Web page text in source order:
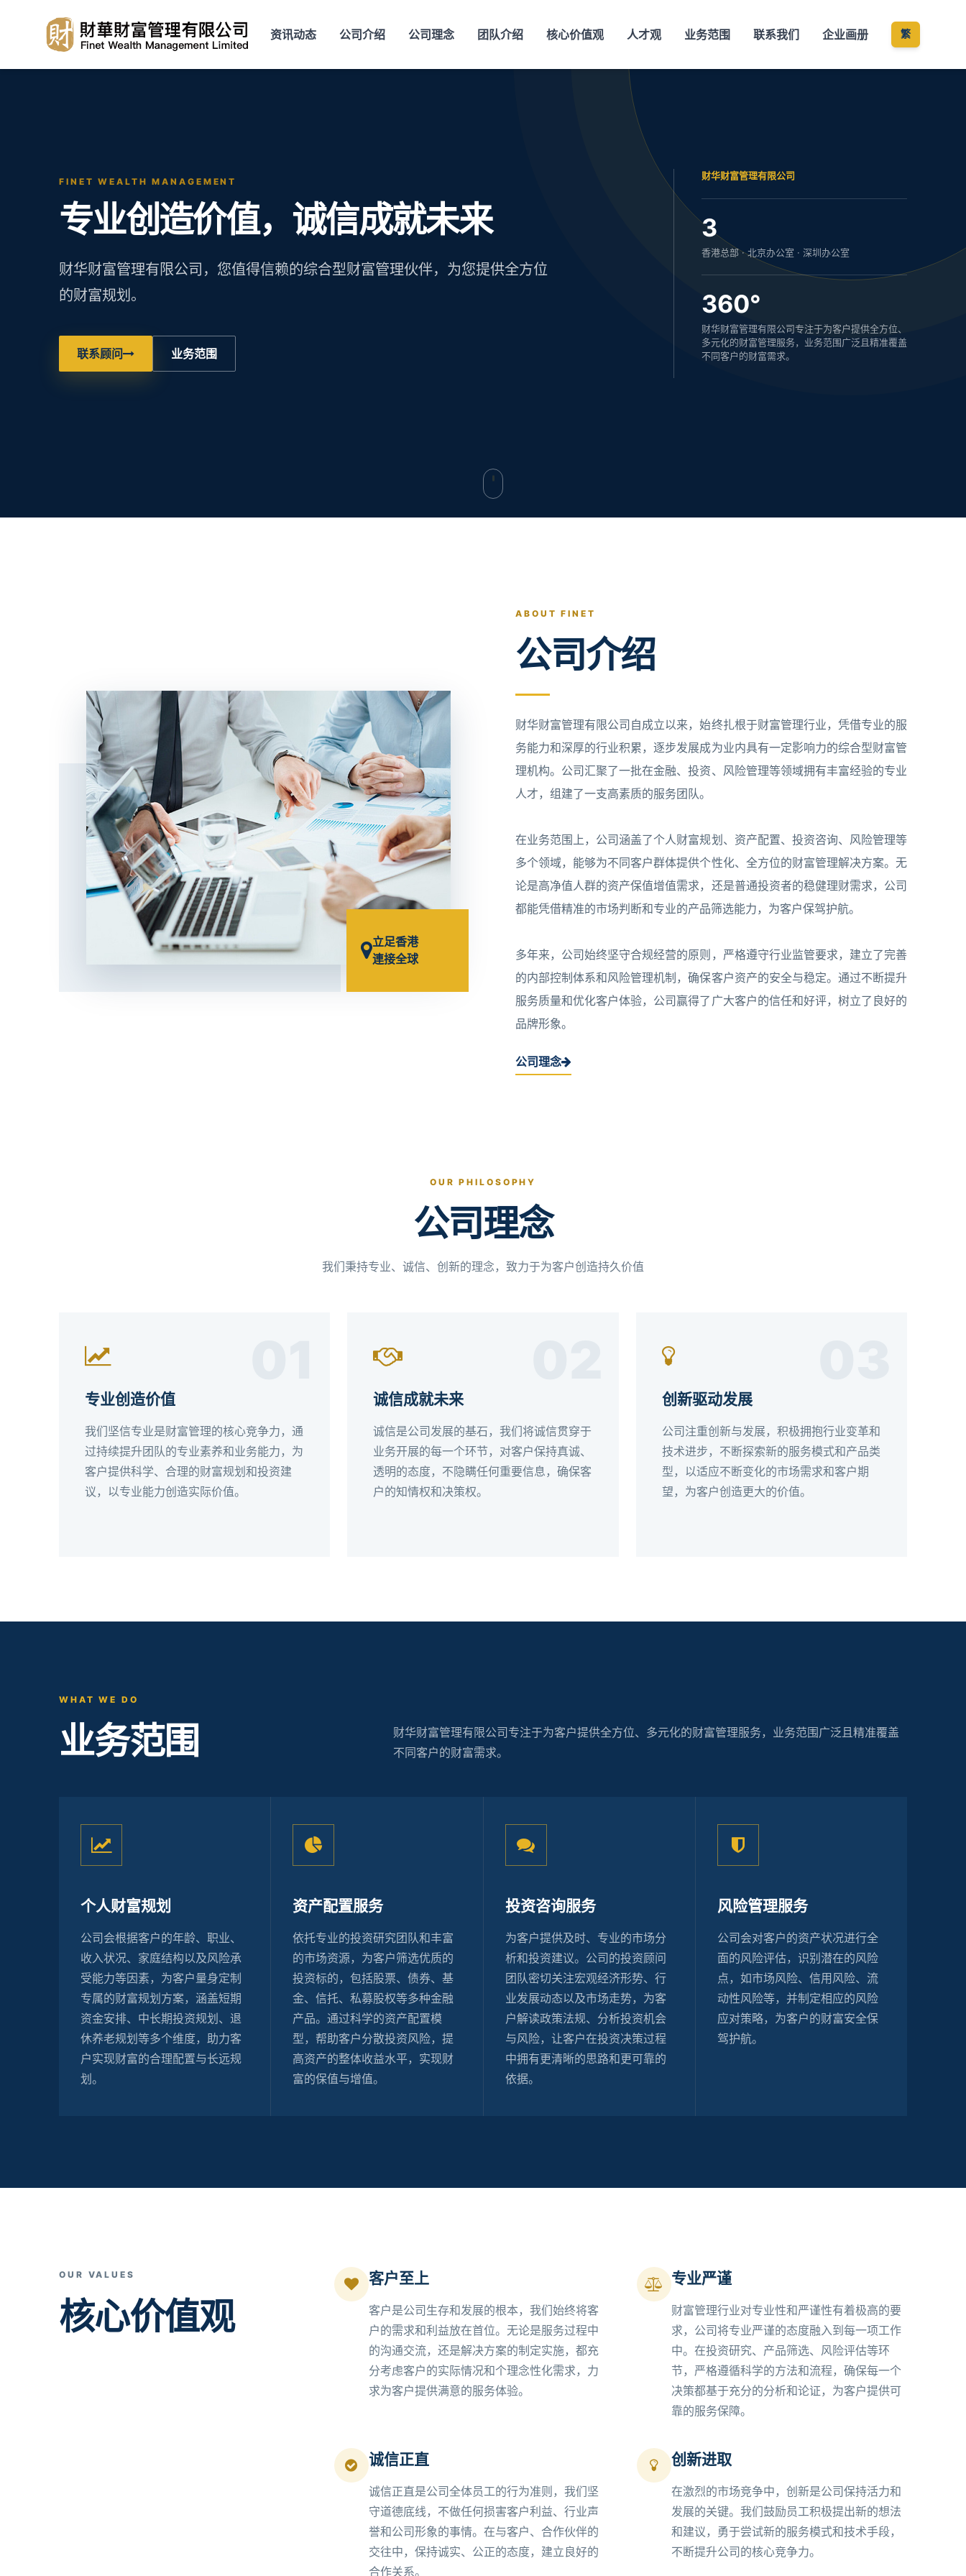
资讯动态 公司介绍 公司理念 团队介绍 核心价值观 人才观 业务范围 联系我们 企业画册 繁
FINET WEALTH MANAGEMENT
专业创造价值，诚信成就未来
财华财富管理有限公司，您值得信赖的综合型财富管理伙伴，为您提供全方位
的财富规划。
联系顾问 业务范围
财华财富管理有限公司
3
香港总部 · 北京办公室 · 深圳办公室
360°
财华财富管理有限公司专注于为客户提供全方位、
多元化的财富管理服务，业务范围广泛且精准覆盖
不同客户的财富需求。
立足香港
連接全球
ABOUT FINET
公司介绍
财华财富管理有限公司自成立以来，始终扎根于财富管理行业，凭借专业的服
务能力和深厚的行业积累，逐步发展成为业内具有一定影响力的综合型财富管
理机构。公司汇聚了一批在金融、投资、风险管理等领域拥有丰富经验的专业
人才，组建了一支高素质的服务团队。
在业务范围上，公司涵盖了个人财富规划、资产配置、投资咨询、风险管理等
多个领域，能够为不同客户群体提供个性化、全方位的财富管理解决方案。无
论是高净值人群的资产保值增值需求，还是普通投资者的稳健理财需求，公司
都能凭借精准的市场判断和专业的产品筛选能力，为客户保驾护航。
多年来，公司始终坚守合规经营的原则，严格遵守行业监管要求，建立了完善
的内部控制体系和风险管理机制，确保客户资产的安全与稳定。通过不断提升
服务质量和优化客户体验，公司赢得了广大客户的信任和好评，树立了良好的
品牌形象。
公司理念
OUR PHILOSOPHY
公司理念
我们秉持专业、诚信、创新的理念，致力于为客户创造持久价值
专业创造价值
我们坚信专业是财富管理的核心竞争力，通
过持续提升团队的专业素养和业务能力，为
客户提供科学、合理的财富规划和投资建
议，以专业能力创造实际价值。
诚信成就未来
诚信是公司发展的基石，我们将诚信贯穿于
业务开展的每一个环节，对客户保持真诚、
透明的态度，不隐瞒任何重要信息，确保客
户的知情权和决策权。
创新驱动发展
公司注重创新与发展，积极拥抱行业变革和
技术进步，不断探索新的服务模式和产品类
型，以适应不断变化的市场需求和客户期
望，为客户创造更大的价值。
WHAT WE DO
业务范围
财华财富管理有限公司专注于为客户提供全方位、多元化的财富管理服务，业务范围广泛且精准覆盖
不同客户的财富需求。
个人财富规划
公司会根据客户的年龄、职业、
收入状况、家庭结构以及风险承
受能力等因素，为客户量身定制
专属的财富规划方案，涵盖短期
资金安排、中长期投资规划、退
休养老规划等多个维度，助力客
户实现财富的合理配置与长远规
划。
资产配置服务
依托专业的投资研究团队和丰富
的市场资源，为客户筛选优质的
投资标的，包括股票、债券、基
金、信托、私募股权等多种金融
产品。通过科学的资产配置模
型，帮助客户分散投资风险，提
高资产的整体收益水平，实现财
富的保值与增值。
投资咨询服务
为客户提供及时、专业的市场分
析和投资建议。公司的投资顾问
团队密切关注宏观经济形势、行
业发展动态以及市场走势，为客
户解读政策法规、分析投资机会
与风险，让客户在投资决策过程
中拥有更清晰的思路和更可靠的
依据。
风险管理服务
公司会对客户的资产状况进行全
面的风险评估，识别潜在的风险
点，如市场风险、信用风险、流
动性风险等，并制定相应的风险
应对策略，为客户的财富安全保
驾护航。
OUR VALUES
核心价值观
客户至上
客户是公司生存和发展的根本，我们始终将客
户的需求和利益放在首位。无论是服务过程中
的沟通交流，还是解决方案的制定实施，都充
分考虑客户的实际情况和个理念性化需求，力
求为客户提供满意的服务体验。
专业严谨
财富管理行业对专业性和严谨性有着极高的要
求，公司将专业严谨的态度融入到每一项工作
中。在投资研究、产品筛选、风险评估等环
节，严格遵循科学的方法和流程，确保每一个
决策都基于充分的分析和论证，为客户提供可
靠的服务保障。
诚信正直
诚信正直是公司全体员工的行为准则，我们坚
守道德底线，不做任何损害客户利益、行业声
誉和公司形象的事情。在与客户、合作伙伴的
交往中，保持诚实、公正的态度，建立良好的
合作关系。
创新进取
在激烈的市场竞争中，创新是公司保持活力和
发展的关键。我们鼓励员工积极提出新的想法
和建议，勇于尝试新的服务模式和技术手段，
不断提升公司的核心竞争力。